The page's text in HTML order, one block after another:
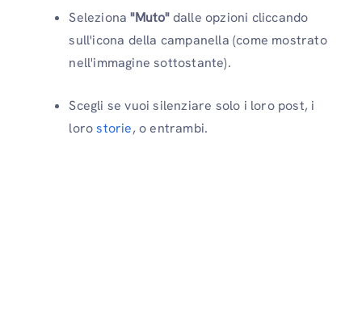
Seleziona"Muto"dalle opzioni cliccando
sull'icona della campanella (come mostrato
nell'immagine sottostante).
Scegli se vuoi silenziare solo i loro post, i
lorostorie, o entrambi.